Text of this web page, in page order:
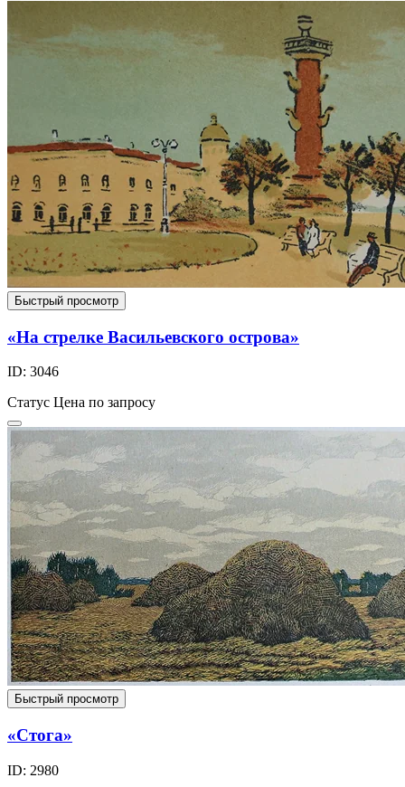
Быстрый просмотр
«На стрелке Васильевского острова»
ID: 3046
Статус Цена по запросу
Быстрый просмотр
«Стога»
ID: 2980